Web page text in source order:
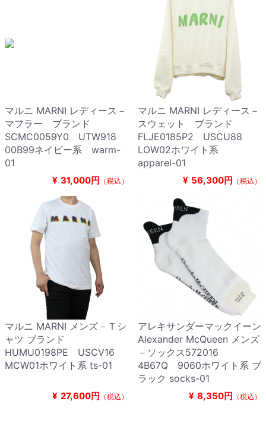
マルニ MARNI レディース－
マフラー ブランド
SCMC0059Y0 UTW918
00B99ネイビー系 warm-
01
¥ 31,000円 （税込）
マルニ MARNI レディース－
スウェット ブランド
FLJE0185P2 USCU88
LOW02ホワイト系
apparel-01
¥ 56,300円 （税込）
マルニ MARNI メンズ－Ｔシ
ャツ ブランド
HUMU0198PE USCV16
MCW01ホワイト系 ts-01
¥ 27,600円 （税込）
アレキサンダーマックイーン
Alexander McQueen メンズ
－ソックス572016
4B67Q 9060ホワイト系 ブ
ラック socks-01
¥ 8,350円 （税込）